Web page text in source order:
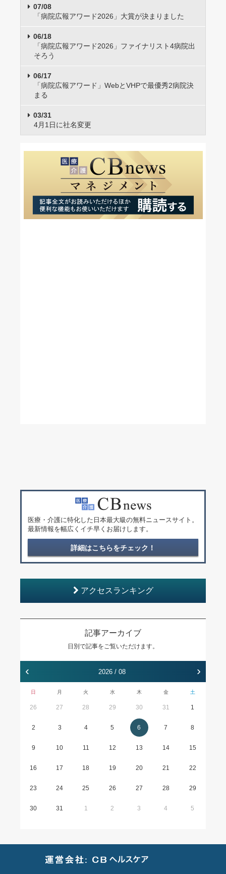
07/08
「病院広報アワード2026」大賞が決まりました
06/18
「病院広報アワード2026」ファイナリスト4病院出
そろう
06/17
「病院広報アワード」WebとVHPで最優秀2病院決
まる
03/31
4月1日に社名変更
医療・介護に特化した日本最大級の無料ニュースサイト。
最新情報を幅広くイチ早くお届けします。
詳細はこちらをチェック！
アクセスランキング
記事アーカイブ
日別で記事をご覧いただけます。
‹ 2026 / 08 ›
日 月 火 水 木 金 土
26 27 28 29 30 31 1
2 3 4 5 6 7 8
9 10 11 12 13 14 15
16 17 18 19 20 21 22
23 24 25 26 27 28 29
30 31 1 2 3 4 5